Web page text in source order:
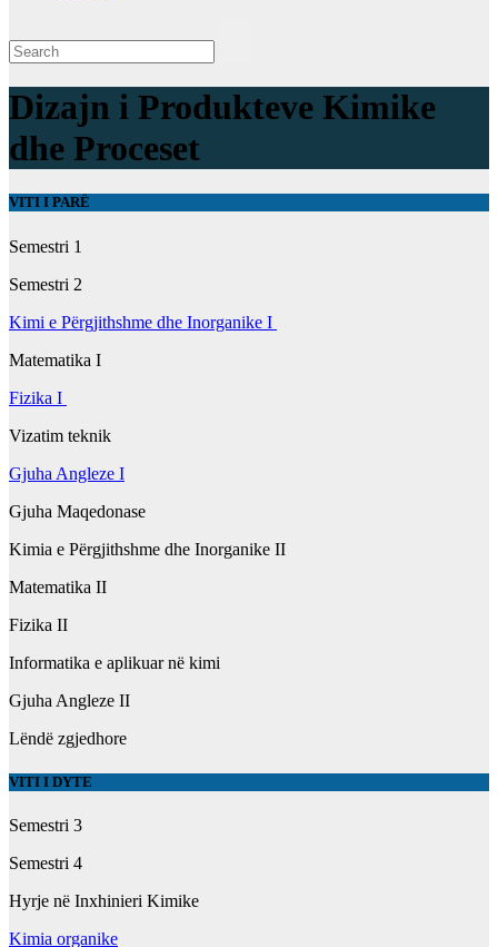
Dizajn i Produkteve Kimike
dhe Proceset
VITI I PARË
Semestri 1
Semestri 2
Kimi e Përgjithshme dhe Inorganike I
Matematika I
Fizika I
Vizatim teknik
Gjuha Angleze I
Gjuha Maqedonase
Kimia e Përgjithshme dhe Inorganike II
Matematika II
Fizika II
Informatika e aplikuar në kimi
Gjuha Angleze II
Lëndë zgjedhore
VITI I DYTE
Semestri 3
Semestri 4
Hyrje në Inxhinieri Kimike
Kimia organike